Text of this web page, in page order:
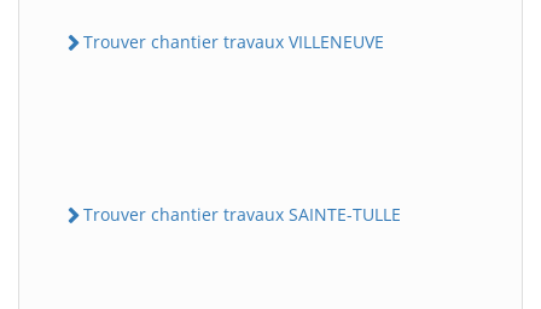
Trouver chantier travaux VILLENEUVE
Trouver chantier travaux SAINTE-TULLE